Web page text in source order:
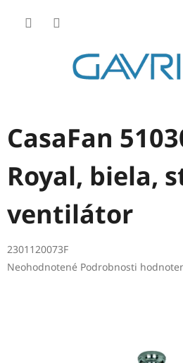
CasaFan
Royal, biela,
ventilátor
2301120073F
Priemerné
Neohodnotené Podrobnosti